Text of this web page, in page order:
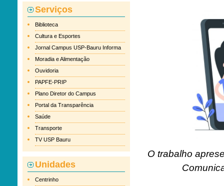
Serviços
Biblioteca
Cultura e Esportes
Jornal Campus USP-Bauru Informa
Moradia e Alimentação
Ouvidoria
PAPFE-PRIP
Plano Diretor do Campus
Portal da Transparência
Saúde
Transporte
TV USP Bauru
Unidades
Centrinho
O trabalho